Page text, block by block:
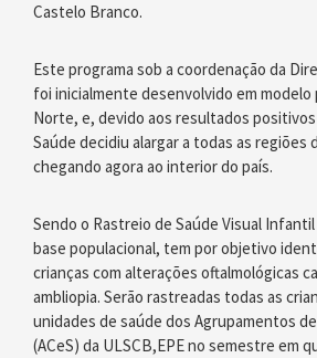
Castelo Branco.
Este programa sob a coordenação da
foi inicialmente desenvolvido em modelo
Norte, e, devido aos resultados
Saúde decidiu alargar a todas as regiões
chegando agora ao interior do país.
Sendo o Rastreio de Saúde Visual
base populacional, tem por objetivo
crianças com alterações oftalmológicas
ambliopia. Serão rastreadas todas as
unidades de saúde dos Agrupamentos
(ACeS) da ULSCB,EPE no semestre em